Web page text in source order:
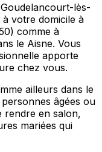
lès-
votre domicile à
comme à
le Aisne. Vous
apporte
chez vous.
ailleurs dans le
âgées ou
rendre en salon,
mariées qui